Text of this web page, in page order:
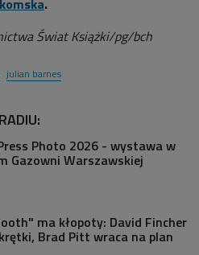
Świat Książki/pg/bch
julian barnes
Photo 2026 - wystawa w
Gazowni Warszawskiej
ma kłopoty: David Fincher
Brad Pitt wraca na plan